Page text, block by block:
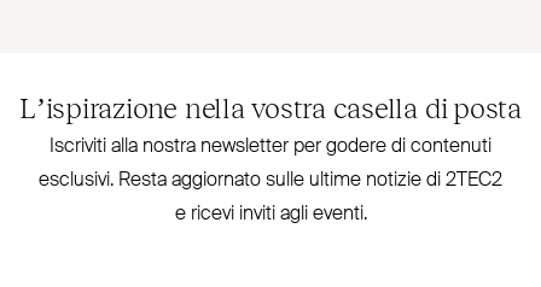
L’ispirazione nella vostra casella di posta
Iscriviti alla nostra new­sletter per godere di contenuti
esclusivi. Resta aggiornato sulle ultime notizie di 2TEC2
e ricevi inviti agli eventi.